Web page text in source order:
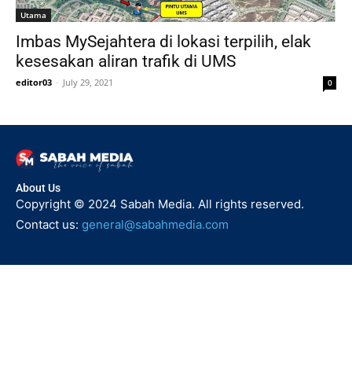
Utama
Imbas MySejahtera di lokasi terpilih, elak
kesesakan aliran trafik di UMS
editor03 - July 29, 2021 0
About Us
Copyright © 2024 Sabah Media. All rights reserved.
Contact us: general@sabahmedia.com